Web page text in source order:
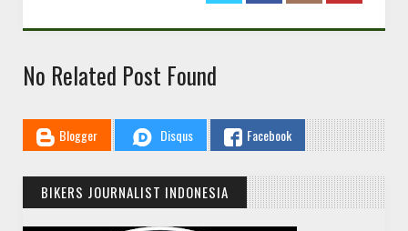
No Related Post Found
Blogger Disqus Facebook
BIKERS JOURNALIST INDONESIA